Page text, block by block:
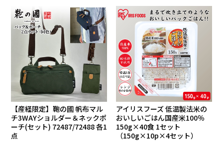
【産経限定】鞄の國 帆布マル
チ3WAYショルダー＆ネックポ
ーチ(セット) 72487/72488 各1
点
アイリスフーズ 低温製法米の
おいしいごはん国産米100％
150g×40食 1セット
（150g×10p×4セット）